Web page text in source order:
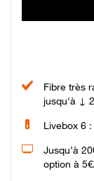
Fibre très
jusqu'à ↓
Livebox 6 :
Jusqu’à
option à